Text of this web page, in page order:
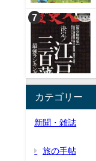
カテゴリー
新聞・雑誌
旅の手帖